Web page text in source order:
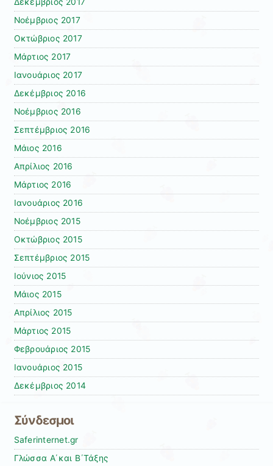
Δεκέμβριος 2017
Νοέμβριος 2017
Οκτώβριος 2017
Μάρτιος 2017
Ιανουάριος 2017
Δεκέμβριος 2016
Νοέμβριος 2016
Σεπτέμβριος 2016
Μάιος 2016
Απρίλιος 2016
Μάρτιος 2016
Ιανουάριος 2016
Νοέμβριος 2015
Οκτώβριος 2015
Σεπτέμβριος 2015
Ιούνιος 2015
Μάιος 2015
Απρίλιος 2015
Μάρτιος 2015
Φεβρουάριος 2015
Ιανουάριος 2015
Δεκέμβριος 2014
Σύνδεσμοι
Saferinternet.gr
Γλώσσα Α΄και Β΄Τάξης